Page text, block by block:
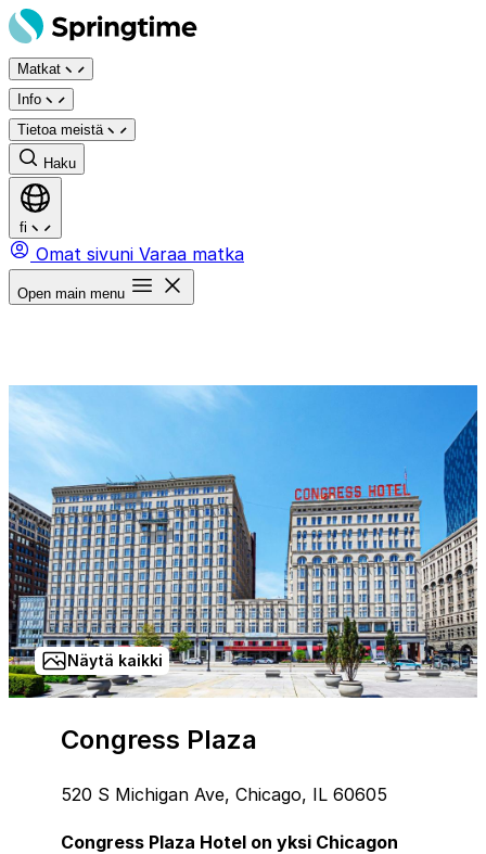
Siirry
sisältöön
Matkat
Info
Tietoa meistä
Haku
fi
Omat sivuni Varaa matka
Open main menu
Näytä kaikki
Congress Plaza
520 S Michigan Ave, Chicago, IL 60605
Congress Plaza Hotel on yksi Chicagon